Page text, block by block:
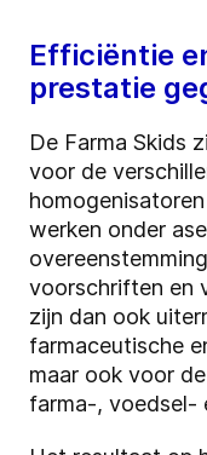
Efficiëntie
prestatie
De Farma Skids
voor de
werken onder
voorschriften en
zijn dan ook
farmaceutische
maar ook voor
farma-, voedsel-